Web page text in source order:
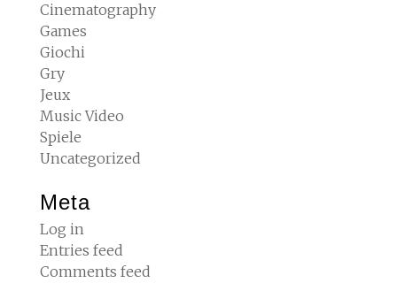
Cinematography
Games
Giochi
Gry
Jeux
Music Video
Spiele
Uncategorized
Meta
Log in
Entries feed
Comments feed